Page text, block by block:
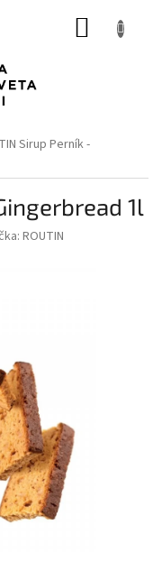
Sirup Perník -
1l
ROUTIN